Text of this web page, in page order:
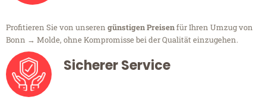
Profitieren Sie von unseren günstigen Preisenfür Ihren Umzug von
Bonn → Molde, ohne Kompromisse bei der Qualität einzugehen.
Sicherer Service